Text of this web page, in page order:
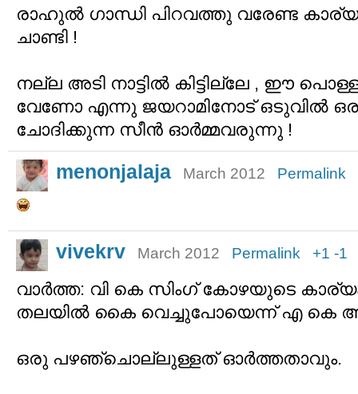
രാഹുല്‍ ഗാന്ധി പിറവത്തു വരേണ്ട
ചാണ്ടി !
നല്ല അടി നാട്ടില്‍ കിട്ടില്ലേ , ഈ
വേണോ എന്നു ജയറാമിനോട് ഒടുവില്‍
ചോദിക്കുന്ന സീന്‍ ഓര്‍മ്മവരുന്നു !
menonjalaja March 2012 Permalink
vivekrv March 2012 Permalink +1 -1
വാര്‍ത്ത: വി കെ സിംഗ് കോഴയുടെ
തലയില്‍ കൈ വെച്ചുപോയെന്ന് എ കെ
ഒരു പഴഞ്ചൊല്ലുള്ളത് ഓര്‍ത്തതാവും.